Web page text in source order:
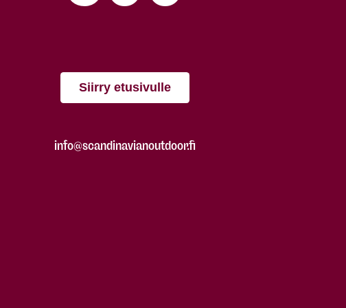
Siirry etusivulle
info@scandinavianoutdoor.fi